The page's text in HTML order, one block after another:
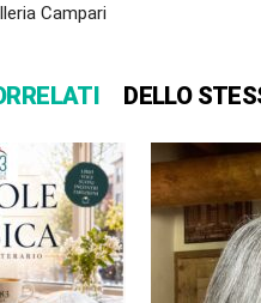
Campari
DELLO